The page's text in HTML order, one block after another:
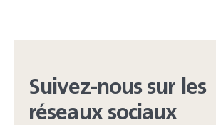
Suivez-nous sur les
réseaux sociaux